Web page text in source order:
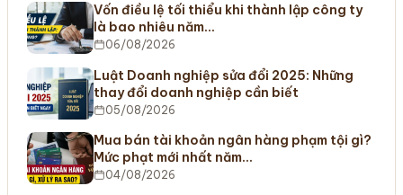
Vốn điều lệ tối thiểu khi thành lập công ty
là bao nhiêu năm…
06/08/2026
Luật Doanh nghiệp sửa đổi 2025: Những
thay đổi doanh nghiệp cần biết
05/08/2026
Mua bán tài khoản ngân hàng phạm tội gì?
Mức phạt mới nhất năm…
04/08/2026